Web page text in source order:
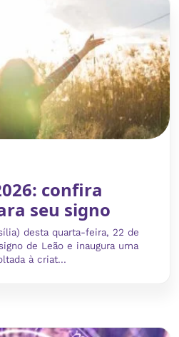
confira
seu signo
desta quarta-feira, 22 de
de Leão e inaugura uma
à criat...